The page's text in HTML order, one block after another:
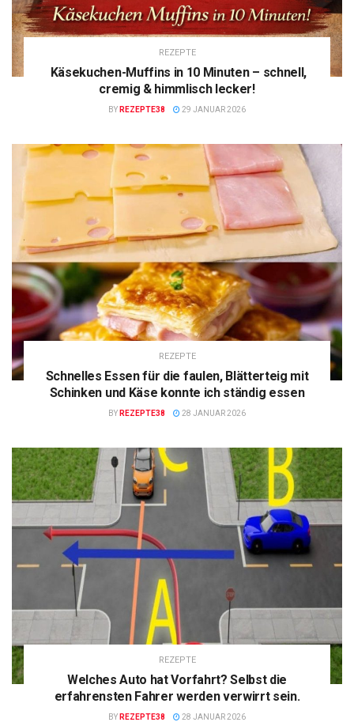
REZEPTE
Käsekuchen-Muffins in 10 Minuten – schnell,
cremig & himmlisch lecker!
BY REZEPTE38 29 JANUAR 2026
REZEPTE
Schnelles Essen für die faulen, Blätterteig mit
Schinken und Käse konnte ich ständig essen
BY REZEPTE38 28 JANUAR 2026
REZEPTE
Welches Auto hat Vorfahrt? Selbst die
erfahrensten Fahrer werden verwirrt sein.
BY REZEPTE38 28 JANUAR 2026